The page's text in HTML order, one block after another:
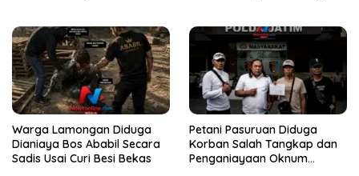
Warga Lamongan Diduga
Dianiaya Bos Ababil Secara
Sadis Usai Curi Besi Bekas
Petani Pasuruan Diduga
Korban Salah Tangkap dan
Penganiayaan Oknum